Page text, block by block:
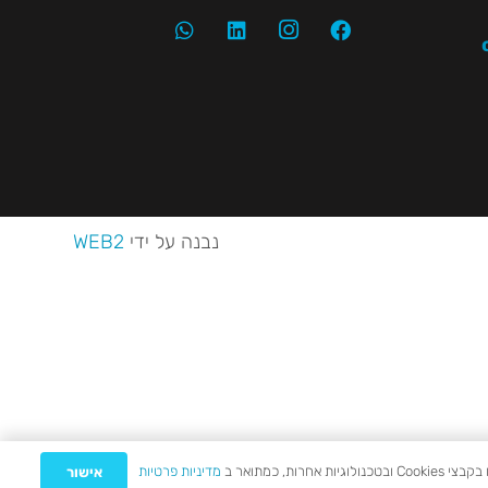
נבנה על ידי WEB2
מדיניות פרטיות אישור